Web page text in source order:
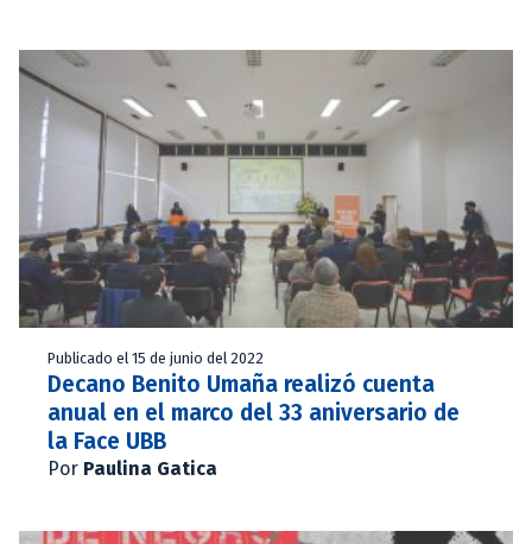
Publicado el 15 de junio del 2022
Decano Benito Umaña realizó cuenta
anual en el marco del 33 aniversario de
la Face UBB
Por Paulina Gatica